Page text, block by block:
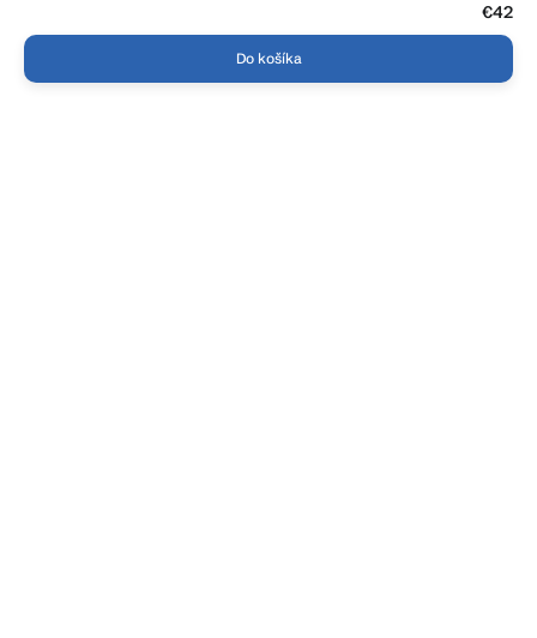
€42
Do košíka